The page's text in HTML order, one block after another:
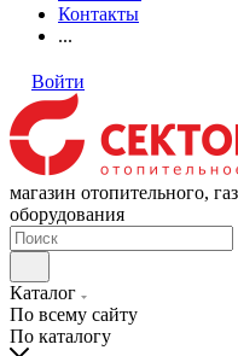
Контакты
...
Войти
магазин отопительного,
оборудования
Каталог
По всему сайту
По каталогу